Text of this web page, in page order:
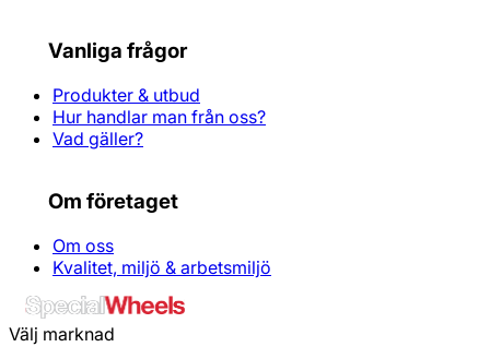
Vanliga frågor
Produkter & utbud
Hur handlar man från oss?
Vad gäller?
Om företaget
Om oss
Kvalitet, miljö & arbetsmiljö
Välj marknad